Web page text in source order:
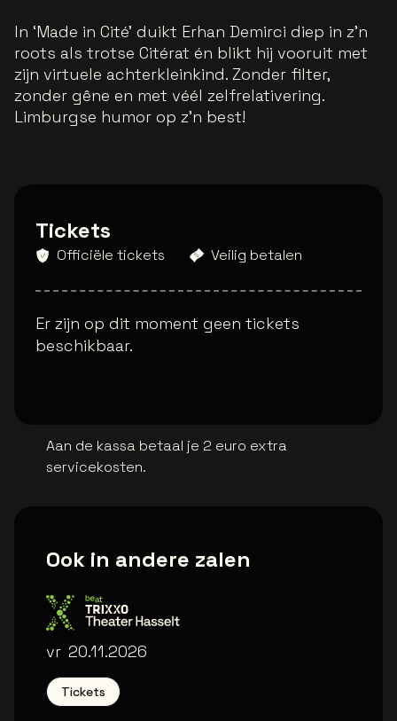
In ‘Made in Cité’ duikt Erhan Demirci diep in z’n
roots als trotse Citérat én blikt hij vooruit met
zijn virtuele achterkleinkind. Zonder filter,
zonder gêne en met véél zelfrelativering.
Limburgse humor op z’n best!
Tickets
Officiële tickets Veilig betalen
Er zijn op dit moment geen tickets
beschikbaar.
Aan de kassa betaal je 2 euro extra
servicekosten.
Ook in andere zalen
Trixxo Theater
vr 20.11.2026
Tickets